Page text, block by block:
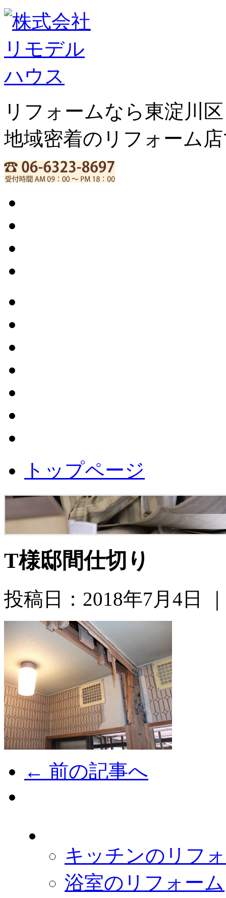
リフォームなら東淀
地域密着のリフォーム
トップページ
T様邸間仕切り
投稿日：2018年7月4日
← 前の記事へ
キッチンのリフ
浴室のリフォーム